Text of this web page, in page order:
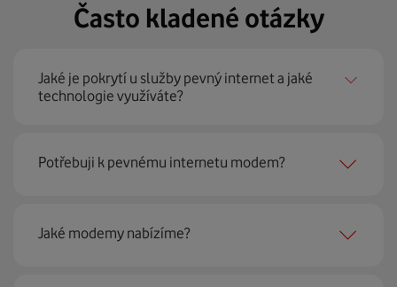
Často kladené otázky
Jaké je pokrytí u služby pevný internet a jaké
technologie využíváte?
Pevný internet můžeme nabídnout
domácností
Potřebuji k pevnému internetu modem?
Ano, potřebujete. Rádi vám ho poskytneme na splátky. U
modemu od Vodafonu navíc garantujeme plnou
Jaké modemy nabízíme?